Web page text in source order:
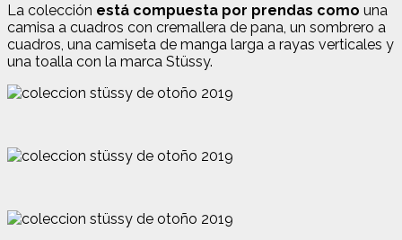
La colección está compuesta por prendas como una
camisa a cuadros con cremallera de pana, un sombrero a
cuadros, una camiseta de manga larga a rayas verticales y
una toalla con la marca Stüssy.